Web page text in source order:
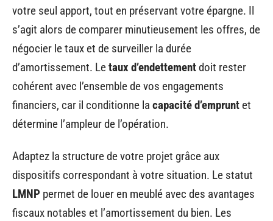
votre seul apport, tout en préservant votre épargne. Il
s’agit alors de comparer minutieusement les offres, de
négocier le taux et de surveiller la durée
d’amortissement. Letaux d’endettementdoit rester
cohérent avec l’ensemble de vos engagements
financiers, car il conditionne la capacité d’emprunt et
détermine l’ampleur de l’opération.
Adaptez la structure de votre projet grâce aux
dispositifs correspondant à votre situation. Le statut
LMNP permet de louer en meublé avec des avantages
fiscaux notables et l’amortissement du bien. Les